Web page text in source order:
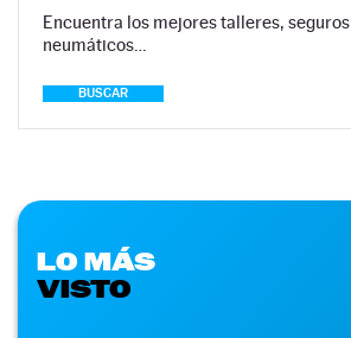
Encuentra los mejores talleres,
neumáticos…
BUSCAR
LO MÁS
VISTO